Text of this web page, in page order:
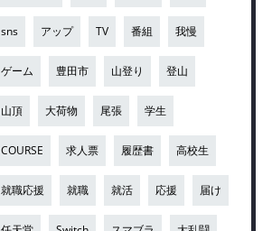
sns アップ TV 番組 我慢
ゲーム 豊田市 山登り 登山
山頂 大荷物 尾張 学生
COURSE 求人票 履歴書 高校生
就職応援 就職 就活 応援 届け